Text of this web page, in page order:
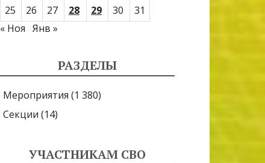
25
26 27 28 29 30
31
« Ноя Янв »
РАЗДЕЛЫ
Мероприятия (1 380)
Секции (14)
УЧАСТНИКАМ СВО